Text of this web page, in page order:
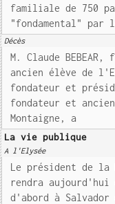
familiale de 750
"fondamental"
Décès
M. Claude
ancien élève de
fondateur et
fondateur et
Montaigne, a
La vie publique
A l'Elysée
Le président de la
rendra
d'abord à Salvador